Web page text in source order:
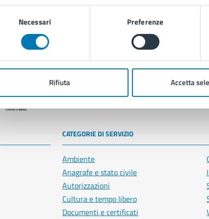
Necessari Preferenze
Rifiuta Accetta
Problemi in città
Comune di Napoli
CATEGORIE DI SERVIZIO
Ambiente
Anagrafe e stato civile
Autorizzazioni
Cultura e tempo libero
Documenti e certificati